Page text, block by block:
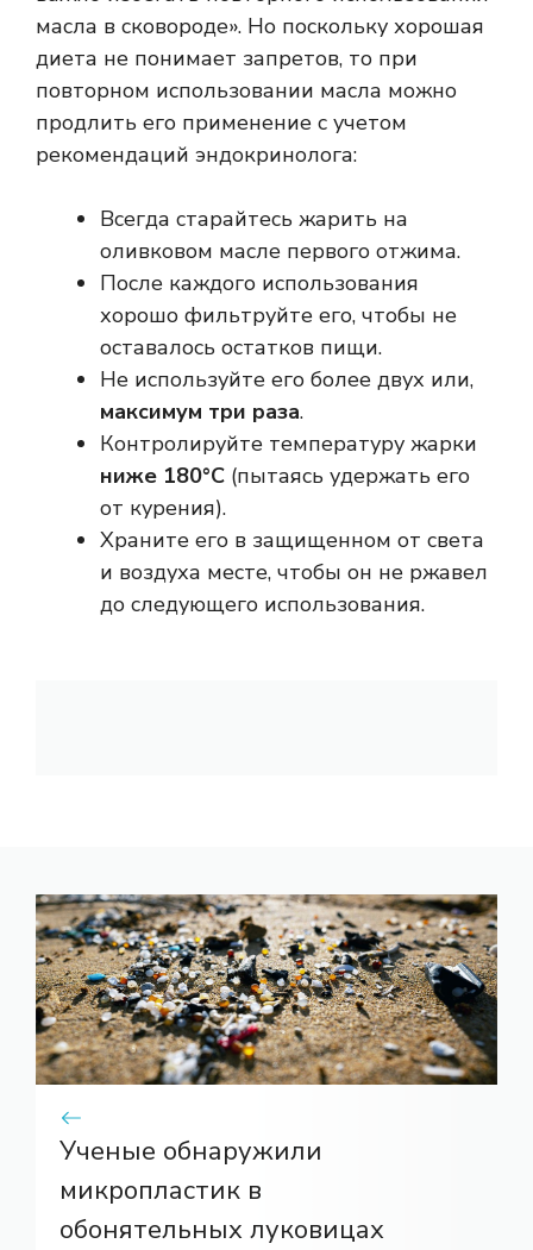
масла в сковороде». Но поскольку хорошая
диета не понимает запретов, то при
повторном использовании масла можно
продлить его применение с учетом
рекомендаций эндокринолога:
Всегда старайтесь жарить на
оливковом масле первого отжима.
После каждого использования
хорошо фильтруйте его, чтобы не
оставалось остатков пищи.
Не используйте его более двух или,
максимум три раза.
Контролируйте температуру жарки
ниже 180°С (пытаясь удержать его
от курения).
Храните его в защищенном от света
и воздуха месте, чтобы он не ржавел
до следующего использования.
Ученые обнаружили
микропластик в
обонятельных луковицах